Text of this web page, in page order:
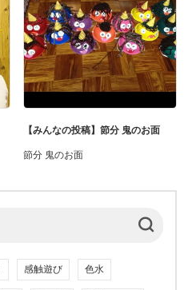
【みんなの投稿】節分 鬼のお面
節分 鬼のお面
感触遊び 色水